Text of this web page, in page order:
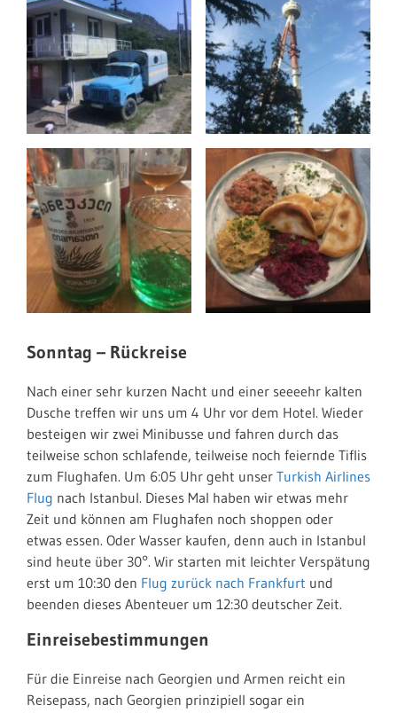
Sonntag – Rückreise
Nach einer sehr kurzen Nacht und einer seeeehr kalten
Dusche treffen wir uns um 4 Uhr vor dem Hotel. Wieder
besteigen wir zwei Minibusse und fahren durch das
teilweise schon schlafende, teilweise noch feiernde Tiflis
zum Flughafen. Um 6:05 Uhr geht unser Turkish Airlines
Flug nach Istanbul. Dieses Mal haben wir etwas mehr
Zeit und können am Flughafen noch shoppen oder
etwas essen. Oder Wasser kaufen, denn auch in Istanbul
sind heute über 30°. Wir starten mit leichter Verspätung
erst um 10:30 den Flug zurück nach Frankfurt und
beenden dieses Abenteuer um 12:30 deutscher Zeit.
Einreisebestimmungen
Für die Einreise nach Georgien und Armen reicht ein
Reisepass, nach Georgien prinzipiell sogar ein